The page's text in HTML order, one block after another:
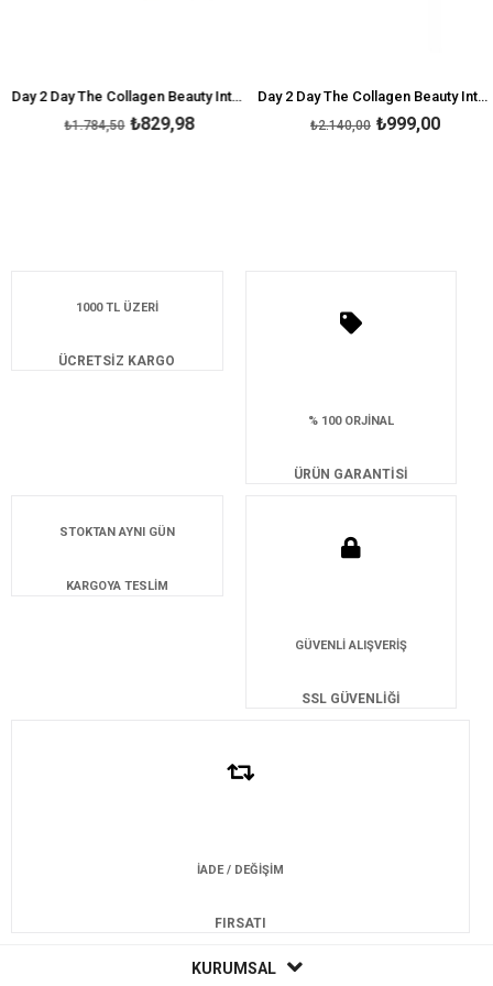
Day 2 Day The Collagen Beauty Intense Ananas Aromalı 30 Saşe
₺829,98
₺1.784,50
Day 2 Day The Collagen Beauty Intense 30 Saşe
₺999,00
₺2.140,00
1000 TL ÜZERİ
ÜCRETSİZ KARGO
% 100 ORJİNAL
ÜRÜN GARANTİSİ
STOKTAN AYNI GÜN
KARGOYA TESLİM
GÜVENLİ ALIŞVERİŞ
SSL GÜVENLİĞİ
İADE / DEĞİŞİM
FIRSATI
KURUMSAL